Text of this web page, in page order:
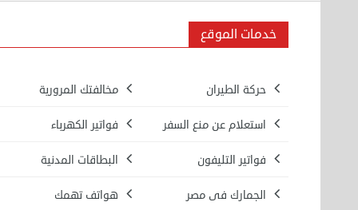
خدمات الموقع
حركة الطيران مخالفتك المرورية
استعلام عن منع السفر فواتير الكهرباء
فواتير التليفون البطاقات المدنية
الجمارك فى مصر هواتف تهمك